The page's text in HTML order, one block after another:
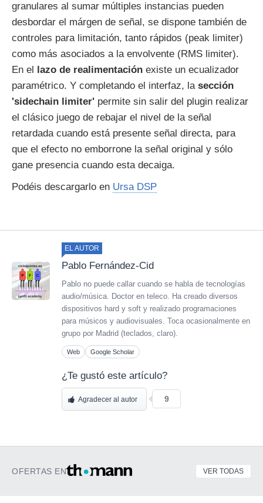
granulares al sumar múltiples instancias pueden
desbordar el márgen de señal, se dispone también de
controles para limitación, tanto rápidos (peak limiter)
como más asociados a la envolvente (RMS limiter).
En el
lazo de realimentación existe un ecualizador
paramétrico. Y completando el interfaz, la sección
'sidechain limiter' permite sin salir del plugin realizar
el clásico juego de rebajar el nivel de la señal
retardada cuando está presente señal directa, para
que el efecto no emborrone la señal original y sólo
gane presencia cuando esta decaiga.
Podéis descargarlo en Ursa DSP
EL AUTOR
Pablo Fernández-Cid
Pablo no puede callar cuando se habla de tecnologías
audio/música. Doctor en teleco. Ha creado diversos
dispositivos hard y soft y realizado programaciones
para músicos y audiovisuales. Toca ocasionalmente en
grupo por Madrid (teclados, claro).
Web Google Scholar
¿Te gustó este artículo?
Agradecer al autor 9
OFERTAS EN VER TODAS